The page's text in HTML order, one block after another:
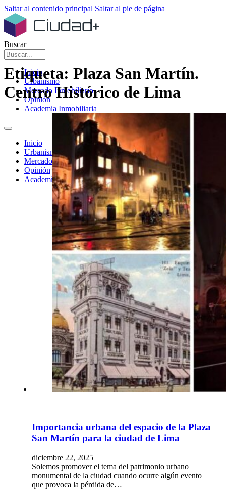
Saltar al contenido principal Saltar al pie de página
Buscar
Inicio
Urbanismo
Mercado Inmobiliario
Opinión
Academia Inmobiliaria
Inicio
Urbanismo
Mercado Inmobiliario
Opinión
Academia Inmobiliaria
Etiqueta: Plaza San Martín.
Centro Histórico de Lima
Importancia urbana del espacio de la Plaza
San Martín para la ciudad de Lima
diciembre 22, 2025
Solemos promover el tema del patrimonio urbano
monumental de la ciudad cuando ocurre algún evento
que provoca la pérdida de…